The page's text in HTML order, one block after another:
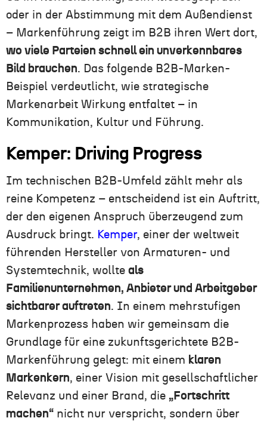
oder in der Abstimmung mit dem Außendienst
– Markenführung zeigt im B2B ihren Wert dort,
wo viele Parteien schnell ein unverkennbares
Bild brauchen. Das folgende B2B-Marken-
Beispiel verdeutlicht, wie strategische
Markenarbeit Wirkung entfaltet – in
Kommunikation, Kultur und Führung.
Kemper: Driving Progress
Im technischen B2B-Umfeld zählt mehr als
reine Kompetenz – entscheidend ist ein Auftritt,
der den eigenen Anspruch überzeugend zum
Ausdruck bringt. Kemper, einer der weltweit
führenden Hersteller von Armaturen- und
Systemtechnik, wollte als
Familienunternehmen, Anbieter und Arbeitgeber
sichtbarer auftreten. In einem mehrstufigen
Markenprozess haben wir gemeinsam die
Grundlage für eine zukunftsgerichtete B2B-
Markenführung gelegt: mit einem klaren
Markenkern, einer Vision mit gesellschaftlicher
Relevanz und einer Brand, die „Fortschritt
machen“ nicht nur verspricht, sondern über